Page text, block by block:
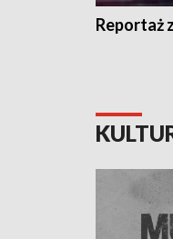
Reportaż